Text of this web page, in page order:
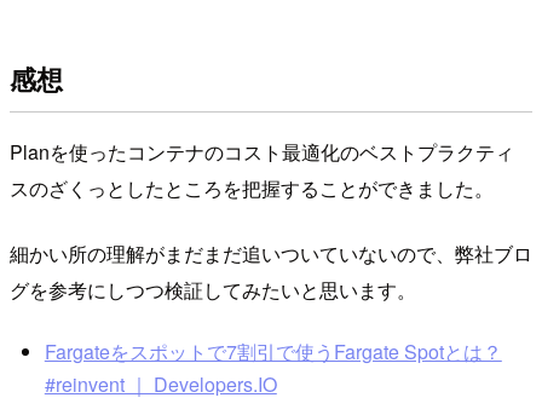
感想
Planを使ったコンテナのコスト最適化のベストプラクティ
スのざくっとしたところを把握することができました。
細かい所の理解がまだまだ追いついていないので、弊社ブロ
グを参考にしつつ検証してみたいと思います。
Fargateをスポットで7割引で使うFargate Spotとは？
#reinvent ｜ Developers.IO